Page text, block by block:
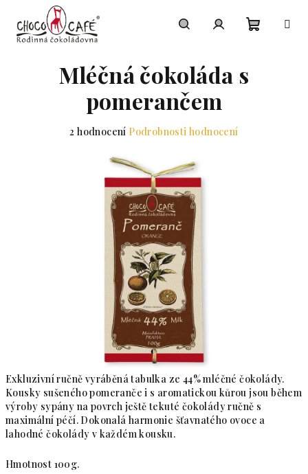
Přejít na obsah
Exkluzivní ručně vyráběná tabulka ze 44% mléčné čokolády.
Kousky sušeného pomeranče i s aromatickou kůrou jsou během
výroby sypány na povrch ještě tekuté čokolády ručně s
maximální péčí. Dokonalá harmonie šťavnatého ovoce a
lahodné čokolády v každém kousku.
Hmotnost 100g.
Mléčná čokoláda s
pomerančem
Průměrné hodnocení produktu je 5,0 z 5 hvězdiček.
2 hodnocení Podrobnosti hodnocení